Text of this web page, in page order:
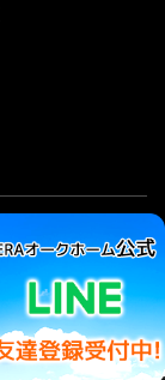
会会員 (公社)近畿